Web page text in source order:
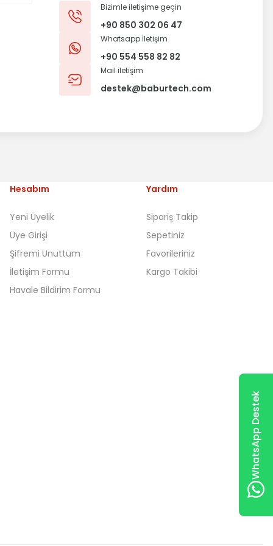
Bizimle iletişime geçin
+90 850 302 06 47
Whatsapp İletişim
+90 554 558 82 82
Mail iletişim
destek@baburtech.com
Hesabım
Yeni Üyelik
Üye Girişi
Şifremi Unuttum
İletişim Formu
Havale Bildirim Formu
Yardım
Sipariş Takip
Sepetiniz
Favorileriniz
Kargo Takibi
WhatsApp Destek